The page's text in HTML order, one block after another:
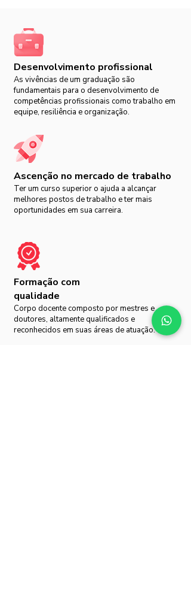
Desenvolvimento profissional
As vivências de um graduação são
fundamentais para o desenvolvimento de
competências profissionais como trabalho em
equipe, resiliência e organização.
Ascenção no mercado de trabalho
Ter um curso superior o ajuda a alcançar
melhores postos de trabalho e ter mais
oportunidades em sua carreira.
Formação com
qualidade
Corpo docente composto por mestres e
doutores, altamente qualificados e
reconhecidos em suas áreas de atuação.